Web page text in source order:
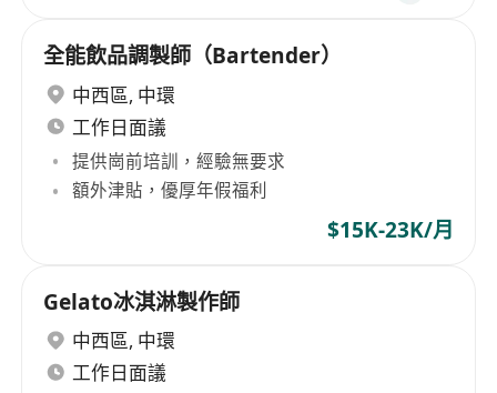
全能飲品調製師（Bartender）
中西區, 中環
工作日面議
提供崗前培訓，經驗無要求
額外津貼，優厚年假福利
$15K-23K/月
Gelato冰淇淋製作師
中西區, 中環
工作日面議